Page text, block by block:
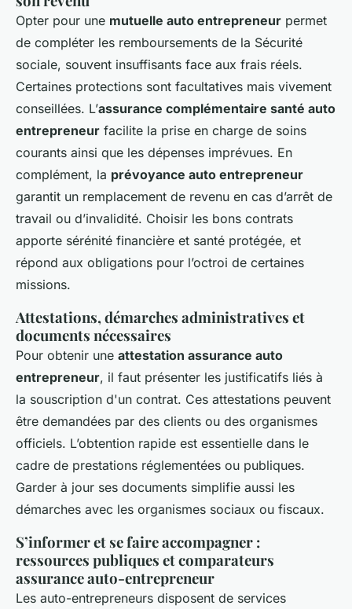
Opter pour une mutuelle auto entrepreneur permet
de compléter les remboursements de la Sécurité
sociale, souvent insuffisants face aux frais réels.
Certaines protections sont facultatives mais vivement
conseillées. L’assurance complémentaire santé auto
entrepreneur facilite la prise en charge de soins
courants ainsi que les dépenses imprévues. En
complément, la prévoyance auto entrepreneur
garantit un remplacement de revenu en cas d’arrêt de
travail ou d’invalidité. Choisir les bons contrats
apporte sérénité financière et santé protégée, et
répond aux obligations pour l’octroi de certaines
missions.
Attestations, démarches administratives et
documents nécessaires
Pour obtenir une attestation assurance auto
entrepreneur, il faut présenter les justificatifs liés à
la souscription d'un contrat. Ces attestations peuvent
être demandées par des clients ou des organismes
officiels. L’obtention rapide est essentielle dans le
cadre de prestations réglementées ou publiques.
Garder à jour ses documents simplifie aussi les
démarches avec les organismes sociaux ou fiscaux.
S’informer et se faire accompagner :
ressources publiques et comparateurs
assurance auto-entrepreneur
Les auto-entrepreneurs disposent de services